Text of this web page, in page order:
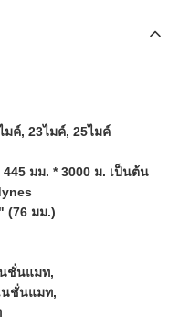
มค์, 23ไมค์, 25ไมค์
มม. * 3000 ม. เป็นต้น
(76 มม.)
นชั่นแมท,
นชั่นแมท,